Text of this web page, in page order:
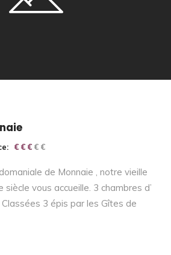
€ € € € €
€ € €
de Monnaie , notre vieille
siècle vous accueille. 3 chambres d’
3 épis par les Gîtes de